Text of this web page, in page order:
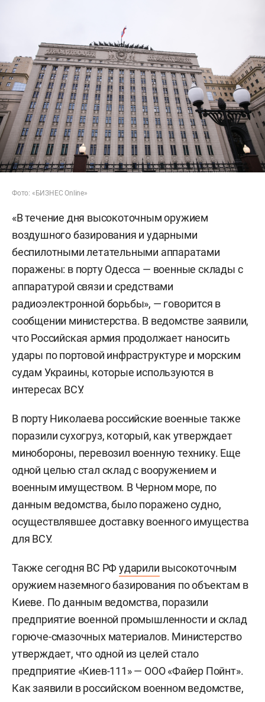
Фото: «БИЗНЕС Online»
«В течение дня высокоточным оружием
воздушного базирования и ударными
беспилотными летательными аппаратами
поражены: в порту Одесса — военные склады с
аппаратурой связи и средствами
радиоэлектронной борьбы», — говорится в
сообщении министерства. В ведомстве заявили,
что Российская армия продолжает наносить
удары по портовой инфраструктуре и морским
судам Украины, которые используются в
интересах ВСУ.
В порту Николаева российские военные также
поразили сухогруз, который, как утверждает
минобороны, перевозил военную технику. Еще
одной целью стал склад с вооружением и
военным имуществом. В Черном море, по
данным ведомства, было поражено судно,
осуществлявшее доставку военного имущества
для ВСУ.
Также сегодня ВС РФударили высокоточным
оружием наземного базирования по объектам в
Киеве. По данным ведомства, поразили
предприятие военной промышленности и склад
горюче-смазочных материалов. Министерство
утверждает, что одной из целей стало
предприятие «Киев-111» — ООО «Файер Пойнт».
Как заявили в российском военном ведомстве,